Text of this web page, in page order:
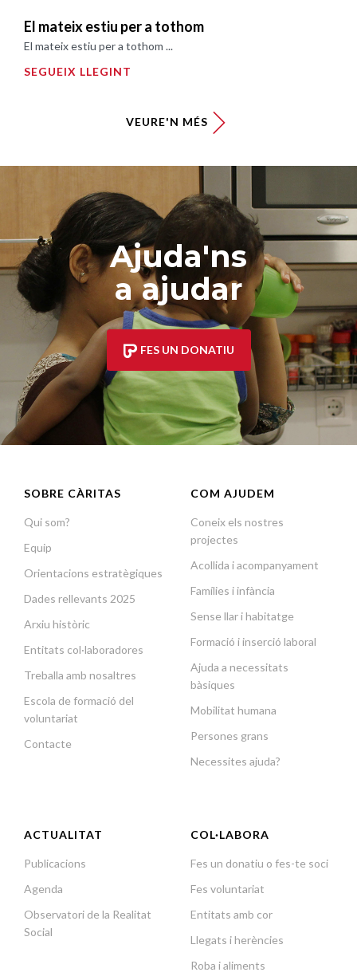
El mateix estiu per a tothom
El mateix estiu per a tothom ...
SEGUEIX LLEGINT
VEURE'N MÉS
Ajuda'ns
a ajudar
FES UN DONATIU
SOBRE CÀRITAS
Qui som?
Equip
Orientacions estratègiques
Dades rellevants 2025
Arxiu històric
Entitats col·laboradores
Treballa amb nosaltres
Escola de formació del
voluntariat
Contacte
COM AJUDEM
Coneix els nostres
projectes
Acollida i acompanyament
Famílies i infància
Sense llar i habitatge
Formació i inserció laboral
Ajuda a necessitats
bàsiques
Mobilitat humana
Persones grans
Necessites ajuda?
ACTUALITAT
Publicacions
Agenda
Observatori de la Realitat
Social
COL·LABORA
Fes un donatiu o fes-te soci
Fes voluntariat
Entitats amb cor
Llegats i herències
Roba i aliments